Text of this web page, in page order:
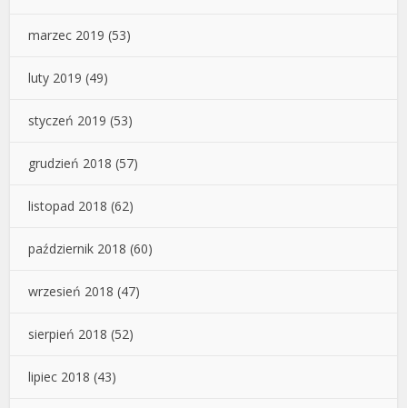
marzec 2019 (53)
luty 2019 (49)
styczeń 2019 (53)
grudzień 2018 (57)
listopad 2018 (62)
październik 2018 (60)
wrzesień 2018 (47)
sierpień 2018 (52)
lipiec 2018 (43)